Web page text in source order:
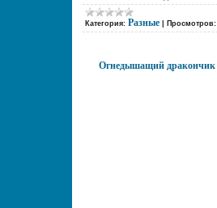
Категория: Разные Просмотров:
Огнедышащий дракончик